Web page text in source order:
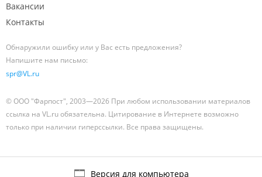
Вакансии
Контакты
Обнаружили ошибку или у Вас есть предложения?
Напишите нам письмо:
spr@VL.ru
© ООО "Фарпост", 2003—2026 При любом использовании материалов
ссылка на VL.ru обязательна. Цитирование в Интернете возможно
только при наличии гиперссылки. Все права защищены.
Версия для компьютера